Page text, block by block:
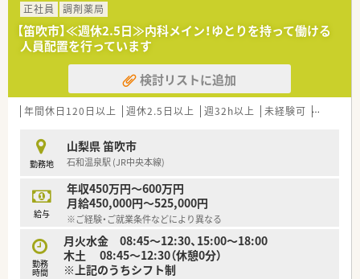
正社員
調剤薬局
【笛吹市】≪週休2.5日≫内科メイン！ゆとりを持って働ける
人員配置を行っています
検討リストに追加
年間休日120日以上 週休2.5日以上 週32h以上 未経験可 ブランク
勤務地
山梨県 笛吹市
石和温泉駅 (JR中央本線)
給与
年収450万円～600万円
月給450,000円～525,000円
※ご経験・ご就業条件などにより異なる
勤務
時間
月火水金 08:45～12:30、15:00～18:00
木土 08:45～12:30（休憩0分）
※上記のうちシフト制